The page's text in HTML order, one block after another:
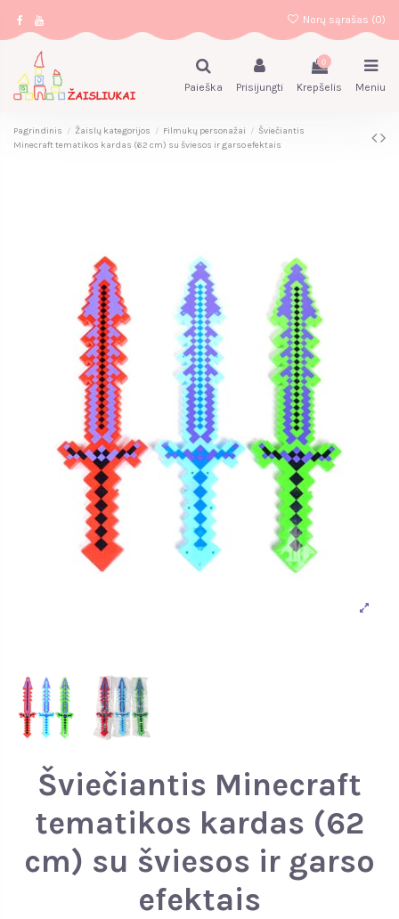
Norų sąrašas (0)
Paieška Prisijungti
0
Krepšelis Meniu
Pagrindinis Žaislų kategorijos Filmukų personažai
Šviečiantis
Minecraft tematikos kardas (62 cm) su šviesos ir garso efektais
Šviečiantis Minecraft
tematikos kardas (62
cm) su šviesos ir garso
efektais